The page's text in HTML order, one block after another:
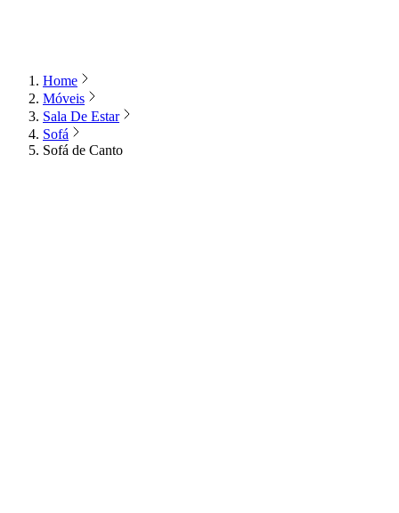
Home
Móveis
Sala De Estar
Sofá
Sofá de Canto